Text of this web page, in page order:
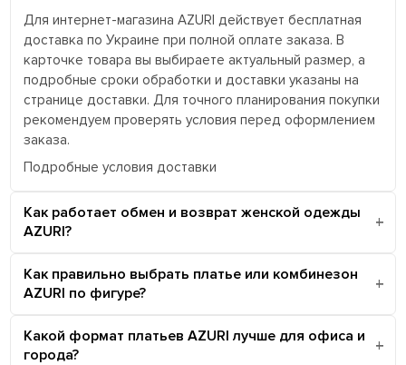
Для интернет-магазина AZURI действует бесплатная
доставка по Украине при полной оплате заказа. В
карточке товара вы выбираете актуальный размер, а
подробные сроки обработки и доставки указаны на
странице доставки. Для точного планирования покупки
рекомендуем проверять условия перед оформлением
заказа.
Подробные условия доставки
Как работает обмен и возврат женской одежды
AZURI?
Как правильно выбрать платье или комбинезон
AZURI по фигуре?
Какой формат платьев AZURI лучше для офиса и
города?